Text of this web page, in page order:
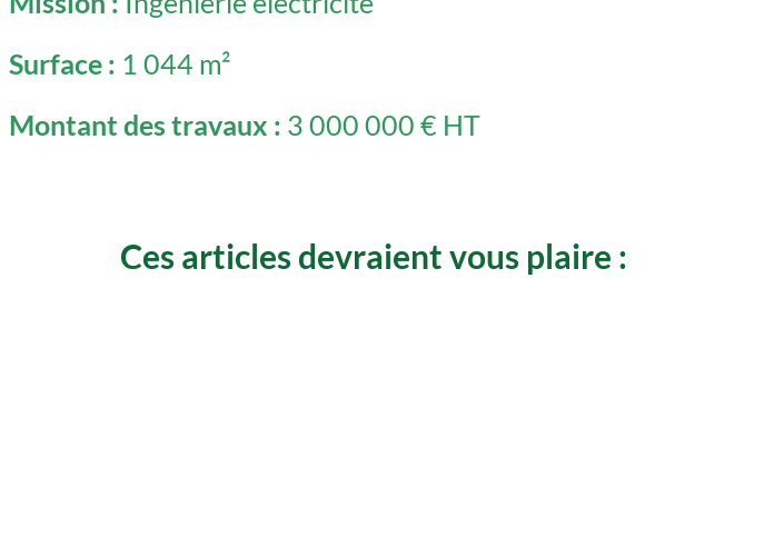
Surface : 1 044 m²
Montant des travaux : 3 000 000 € HT
Ces articles devraient vous plaire :